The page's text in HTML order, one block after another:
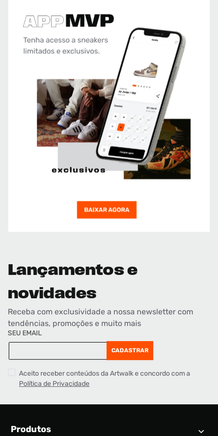
Lançamentos e
novidades
Receba com exclusividade a nossa newsletter com
tendências, promoções e muito mais
SEU EMAIL
CADASTRAR
Aceito receber conteúdos da Artwalk e concordo com a
Política de Privacidade
Produtos